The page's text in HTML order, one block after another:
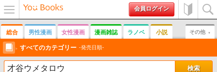
ー
会員ログイン
の方へ
総合 男性漫画 女性漫画 漫画雑誌 ラノベ 小説
男性誌 女性誌 趣味 実用書
その他
すべてのカテゴリー 発売日順